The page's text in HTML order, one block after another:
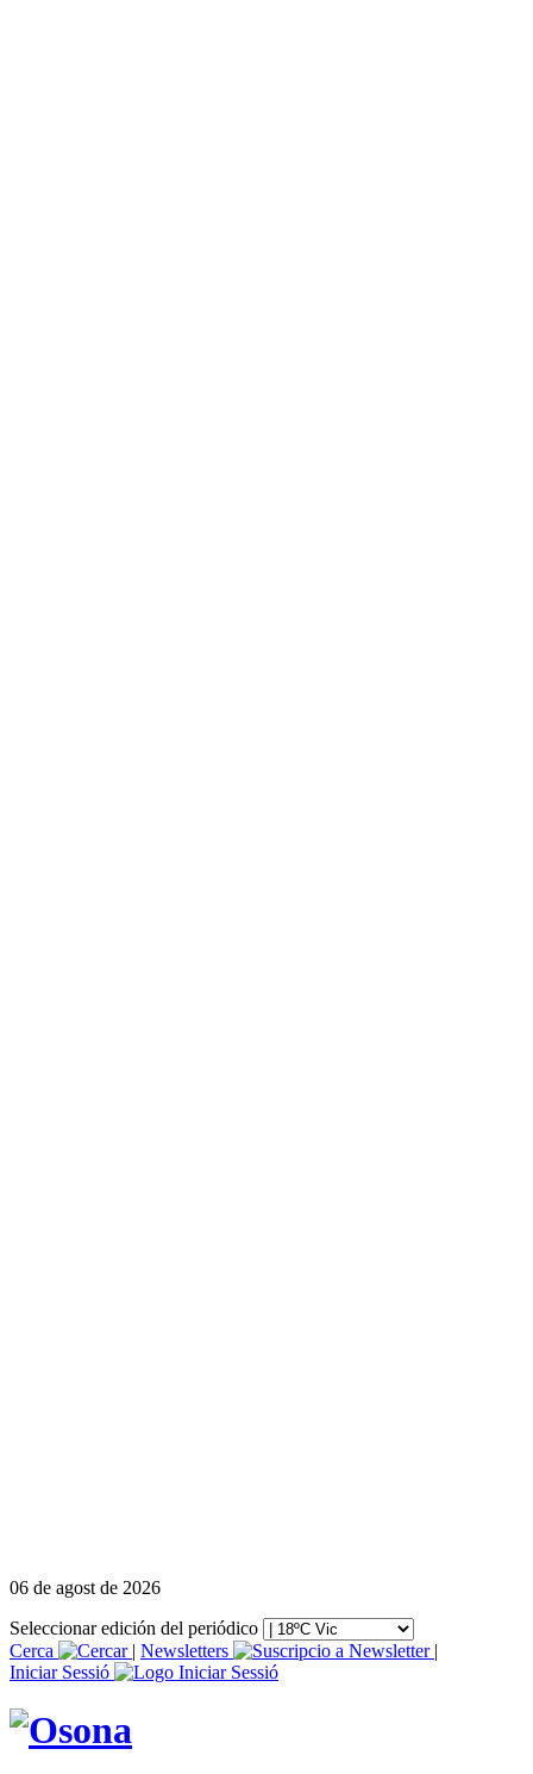
06 de agost de 2026
Seleccionar edición del periódico
Cerca
| Newsletters
|
Iniciar Sessió